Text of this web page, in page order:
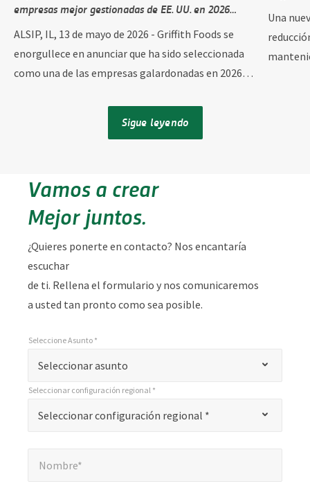
empresas mejor gestionadas de EE. UU. en 2026…
ALSIP, IL, 13 de mayo de 2026 - Griffith Foods se
enorgullece en anunciar que ha sido seleccionada
como una de las empresas galardonadas en 2026…
Una
Sigue leyendo
Vamos a crear
Mejor juntos.
¿Quieres ponerte en contacto? Nos encantaría
escuchar
de ti. Rellena el formulario y nos comunicaremos
a usted tan pronto como sea posible.
"
indica
Seleccionar asunto
Seleccione Asunto *
Seleccionar configuración regional *
Seleccionar configuración regional *
Nombre*